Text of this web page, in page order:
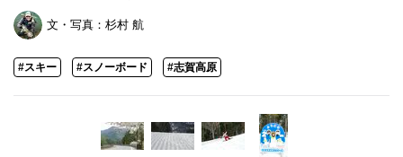
文・写真： 杉村 航
#スキー #スノーボード #志賀高原